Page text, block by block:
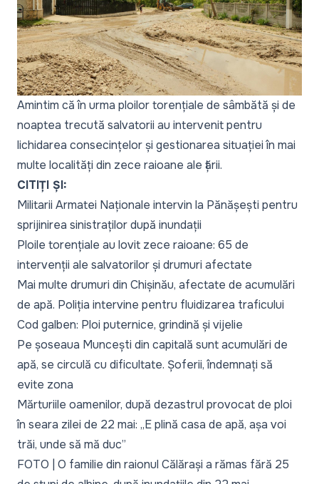
Amintim că în urma ploilor torențiale de sâmbătă și de
noaptea trecută salvatorii au intervenit pentru
lichidarea consecințelor și gestionarea situației în mai
multe localități din zece raioane ale țării.
CITIȚI ȘI:
Militarii Armatei Naționale intervin la Pănășești pentru
sprijinirea sinistraților după inundații
Ploile torențiale au lovit zece raioane: 65 de
intervenții ale salvatorilor și drumuri afectate
Mai multe drumuri din Chișinău, afectate de acumulări
de apă. Poliția intervine pentru fluidizarea traficului
Cod galben: Ploi puternice, grindină și vijelie
Pe șoseaua Muncești din capitală sunt acumulări de
apă, se circulă cu dificultate. Șoferii, îndemnați să
evite zona
Mărturiile oamenilor, după dezastrul provocat de ploi
în seara zilei de 22 mai: „E plină casa de apă, așa voi
trăi, unde să mă duc”
FOTO | O familie din raionul Călărași a rămas fără 25